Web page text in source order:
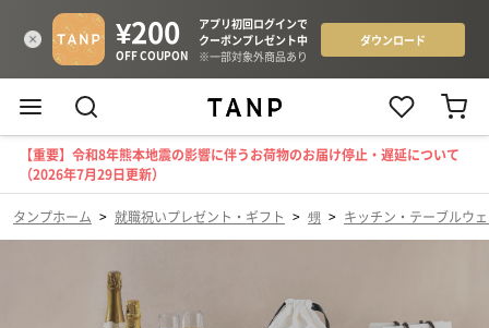
【重要】令和8年熊本地震の影響に伴うお荷物のお届け停止・遅延について
（2026年7月29日更新）
タンプホーム > 就職祝いプレゼント・ギフト > 甥 > キッチン・テーブルウ